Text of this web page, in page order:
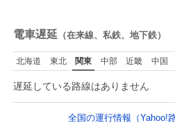
数
数
電車遅延 （在来線、私鉄、地下鉄）
北海道 東北 関東 中部 近畿 中国
遅延している路線はありません
全国の運行情報（Yahoo!